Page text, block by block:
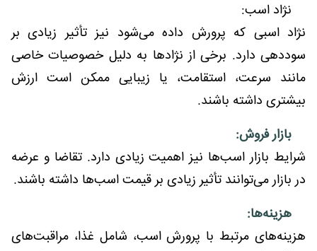
نژاد اسب:
نژاد اسبی که پرورش داده می‌شود نیز تأثیر زیادی بر
سوددهی دارد. برخی از نژادها به دلیل خصوصیات خاصی
مانند سرعت، استقامت، یا زیبایی ممکن است ارزش
بیشتری داشته باشند.
بازار فروش:
شرایط بازار اسب‌ها نیز اهمیت زیادی دارد. تقاضا و عرضه
در بازار می‌توانند تأثیر زیادی بر قیمت اسب‌ها داشته باشند.
هزینه‌ها:
هزینه‌های مرتبط با پرورش اسب، شامل غذا، مراقبت‌های